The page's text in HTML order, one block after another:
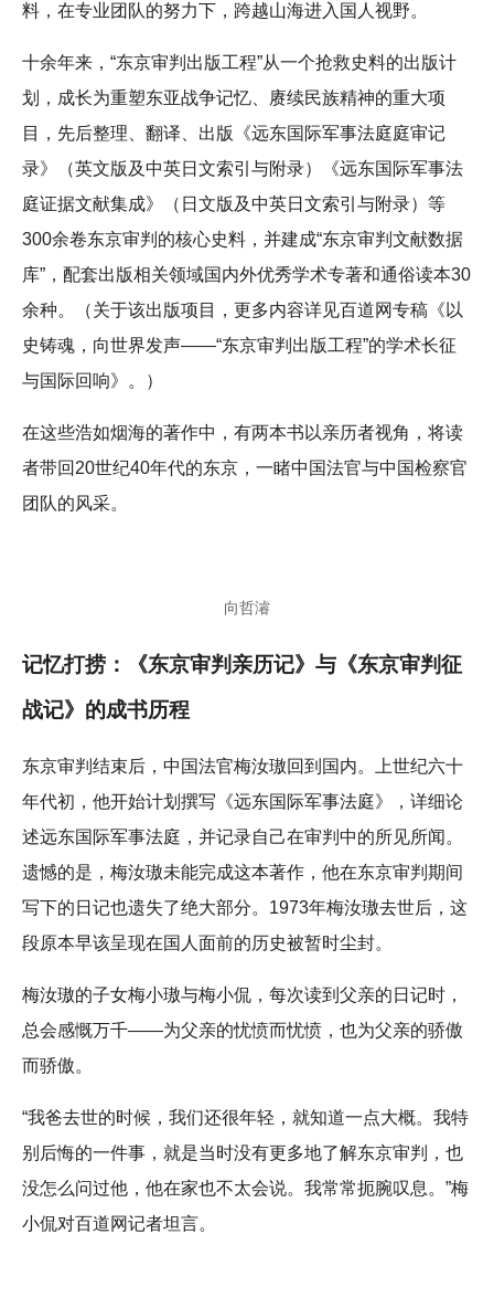
料，在专业团队的努力下，跨越山海进入国人视野。
十余年来，“东京审判出版工程”从一个抢救史料的出版计
划，成长为重塑东亚战争记忆、赓续民族精神的重大项
目，先后整理、翻译、出版《远东国际军事法庭庭审记
录》（英文版及中英日文索引与附录）《远东国际军事法
庭证据文献集成》（日文版及中英日文索引与附录）等
300余卷东京审判的核心史料，并建成“东京审判文献数据
库”，配套出版相关领域国内外优秀学术专著和通俗读本30
余种。（关于该出版项目，更多内容详见百道网专稿《以
史铸魂，向世界发声——“东京审判出版工程”的学术长征
与国际回响》。）
在这些浩如烟海的著作中，有两本书以亲历者视角，将读
者带回20世纪40年代的东京，一睹中国法官与中国检察官
团队的风采。
向哲濬
记忆打捞：《东京审判亲历记》与《东京审判征
战记》的成书历程
东京审判结束后，中国法官梅汝璈回到国内。上世纪六十
年代初，他开始计划撰写《远东国际军事法庭》，详细论
述远东国际军事法庭，并记录自己在审判中的所见所闻。
遗憾的是，梅汝璈未能完成这本著作，他在东京审判期间
写下的日记也遗失了绝大部分。1973年梅汝璈去世后，这
段原本早该呈现在国人面前的历史被暂时尘封。
梅汝璈的子女梅小璈与梅小侃，每次读到父亲的日记时，
总会感慨万千——为父亲的忧愤而忧愤，也为父亲的骄傲
而骄傲。
“我爸去世的时候，我们还很年轻，就知道一点大概。我特
别后悔的一件事，就是当时没有更多地了解东京审判，也
没怎么问过他，他在家也不太会说。我常常扼腕叹息。”梅
小侃对百道网记者坦言。